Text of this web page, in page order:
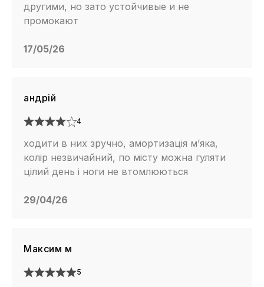
другими, но зато устойчивые и не
промокают
17/05/26
андрій
4
ходити в них зручно, амортизація м’яка,
колір незвичайний, по місту можна гуляти
цілий день і ноги не втомлюються
29/04/26
Максим м
5